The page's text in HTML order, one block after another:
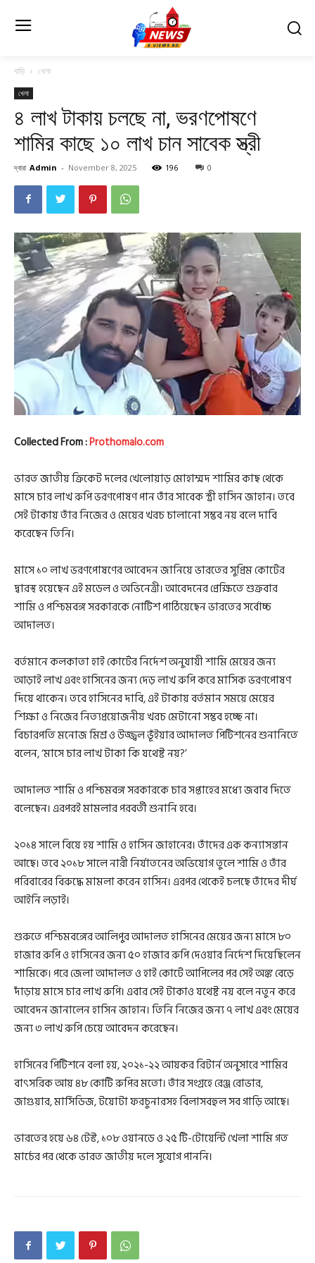
বাড়ি খেলা
খেলা
৪ লাখ টাকায় চলছে না, ভরণপোষণে
শামির কাছে ১০ লাখ চান সাবেক স্ত্রী
দ্বারা Admin - November 8, 2025 196 0
Collected From :Prothomalo.com
ভারত জাতীয় ক্রিকেট দলের খেলোয়াড় মোহাম্মদ শামির কাছ থেকে
মাসে চার লাখ রুপি ভরণপোষণ পান তাঁর সাবেক স্ত্রী হাসিন জাহান। তবে
সেই টাকায় তাঁর নিজের ও মেয়ের খরচ চালানো সম্ভব নয় বলে দাবি
করেছেন তিনি।
মাসে ১০ লাখ ভরণপোষণের আবেদন জানিয়ে ভারতের সুপ্রিম কোর্টের
দ্বারস্থ হয়েছেন এই মডেল ও অভিনেত্রী। আবেদনের প্রেক্ষিতে শুক্রবার
শামি ও পশ্চিমবঙ্গ সরকারকে নোটিশ পাঠিয়েছেন ভারতের সর্বোচ্চ
আদালত।
বর্তমানে কলকাতা হাই কোর্টের নির্দেশ অনুযায়ী শামি মেয়ের জন্য
আড়াই লাখ এবং হাসিনের জন্য দেড় লাখ রুপি করে মাসিক ভরণপোষণ
দিয়ে থাকেন। তবে হাসিনের দাবি, এই টাকায় বর্তমান সময়ে মেয়ের
শিক্ষা ও নিজের নিত্যপ্রয়োজনীয় খরচ মেটানো সম্ভব হচ্ছে না।
বিচারপতি মনোজ মিশ্র ও উজ্জ্বল ভূঁইয়ার আদালত পিটিশনের শুনানিতে
বলেন, ‘মাসে চার লাখ টাকা কি যথেষ্ট নয়?’
আদালত শামি ও পশ্চিমবঙ্গ সরকারকে চার সপ্তাহের মধ্যে জবাব দিতে
বলেছেন। এরপরই মামলার পরবর্তী শুনানি হবে।
২০১৪ সালে বিয়ে হয় শামি ও হাসিন জাহানের। তাঁদের এক কন্যাসন্তান
আছে। তবে ২০১৮ সালে নারী নির্যাতনের অভিযোগ তুলে শামি ও তাঁর
পরিবারের বিরুদ্ধে মামলা করেন হাসিন। এরপর থেকেই চলছে তাঁদের দীর্ঘ
আইনি লড়াই।
শুরুতে পশ্চিমবঙ্গের আলিপুর আদালত হাসিনের মেয়ের জন্য মাসে ৮০
হাজার রুপি ও হাসিনের জন্য ৫০ হাজার রুপি দেওয়ার নির্দেশ দিয়েছিলেন
শামিকে। পরে জেলা আদালত ও হাই কোর্টে আপিলের পর সেই অঙ্ক বেড়ে
দাঁড়ায় মাসে চার লাখ রুপি। এবার সেই টাকাও যথেষ্ট নয় বলে নতুন করে
আবেদন জানালেন হাসিন জাহান। তিনি নিজের জন্য ৭ লাখ এবং মেয়ের
জন্য ৩ লাখ রুপি চেয়ে আবেদন করেছেন।
হাসিনের পিটিশনে বলা হয়, ২০২১-২২ আয়কর রিটার্ন অনুসারে শামির
বাৎসরিক আয় ৪৮ কোটি রুপির মতো। তাঁর সংগ্রহে রেঞ্জ রোভার,
জাগুয়ার, মার্সিডিজ, টয়োটা ফরচুনারসহ বিলাসবহুল সব গাড়ি আছে।
ভারতের হয়ে ৬৪ টেস্ট, ১০৮ ওয়ানডে ও ২৫ টি-টোয়েন্টি খেলা শামি গত
মার্চের পর থেকে ভারত জাতীয় দলে সুযোগ পাননি।